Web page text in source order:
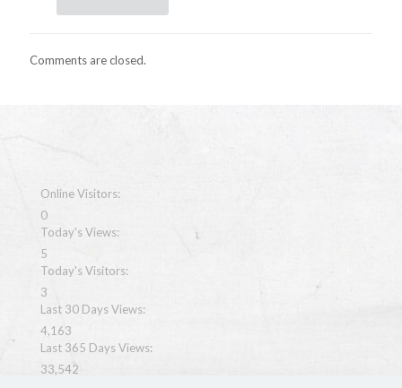
Comments are closed.
Online Visitors:
0
Today's Views:
5
Today's Visitors:
3
Last 30 Days Views:
4,163
Last 365 Days Views:
33,542